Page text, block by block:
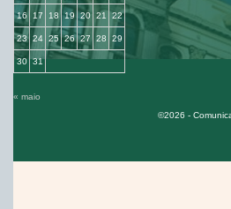
16 17 18 19 20 21 22
23 24 25 26 27 28 29
30 31
« maio
©2026 -